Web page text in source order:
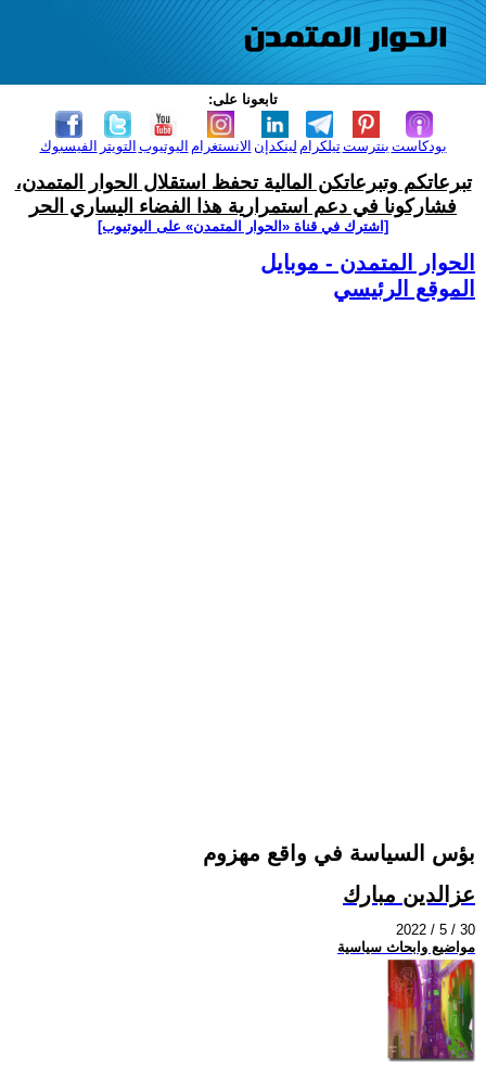
تابعونا على:
الفيسبوك التويتر اليوتيوب الانستغرام لينكدإن تيلكرامبنترست بودكاست
تبرعاتكم وتبرعاتكن المالية تحفظ استقلال الحوار المتمدن،
فشاركونا في دعم استمرارية هذا الفضاء اليساري الحر
[اشترك في قناة ‫«الحوار المتمدن» على اليوتيوب]
الحوار المتمدن - موبايل
الموقع الرئيسي
بؤس السياسة في واقع مهزوم
عزالدين مبارك
2022 / 5 / 30
مواضيع وابحاث سياسية